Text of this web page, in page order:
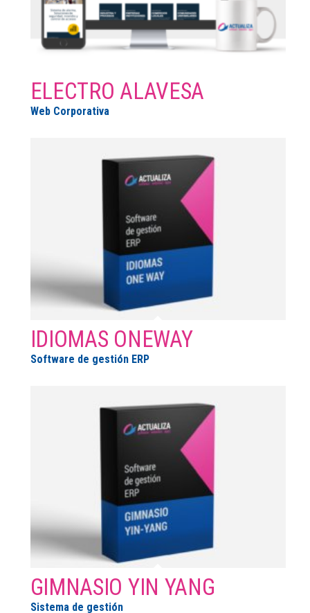
ELECTRO ALAVESA
Web Corporativa
IDIOMAS ONEWAY
Software de gestión ERP
GIMNASIO YIN YANG
Sistema de gestión